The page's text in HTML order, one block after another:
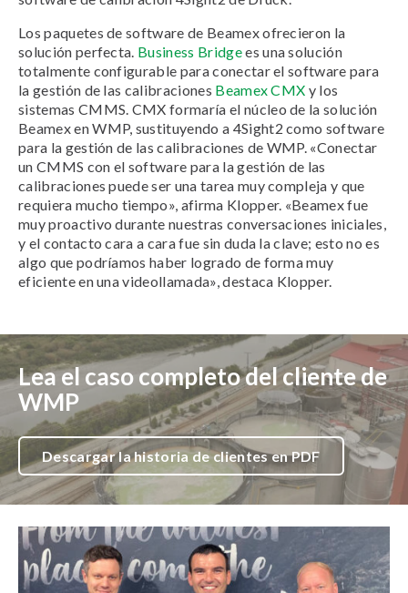
Los paquetes de software de Beamex ofrecieron la
solución perfecta. Business Bridgees una solución
totalmente configurable para conectar el software para
la gestión de las calibraciones Beamex CMX y los
sistemas CMMS. CMX formaría el núcleo de la solución
Beamex en WMP, sustituyendo a 4Sight2 como software
para la gestión de las calibraciones de WMP. «Conectar
un CMMS con el software para la gestión de las
calibraciones puede ser una tarea muy compleja y que
requiera mucho tiempo», afirma Klopper. «Beamex fue
muy proactivo durante nuestras conversaciones iniciales,
y el contacto cara a cara fue sin duda la clave; esto no es
algo que podríamos haber logrado de forma muy
eficiente en una videollamada», destaca Klopper.
Lea el caso completo del cliente de
WMP
Descargar la historia de clientes en PDF